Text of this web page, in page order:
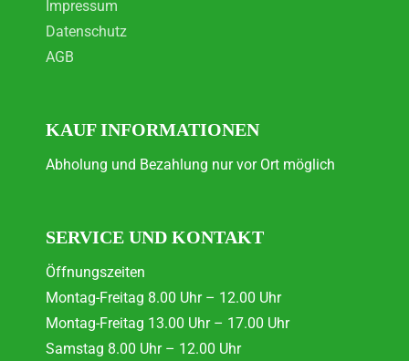
Impressum
Datenschutz
AGB
KAUF INFORMATIONEN
Abholung und Bezahlung nur vor Ort möglich
SERVICE UND KONTAKT
Öffnungszeiten
Montag-Freitag 8.00 Uhr – 12.00 Uhr
Montag-Freitag 13.00 Uhr – 17.00 Uhr
Samstag 8.00 Uhr – 12.00 Uhr